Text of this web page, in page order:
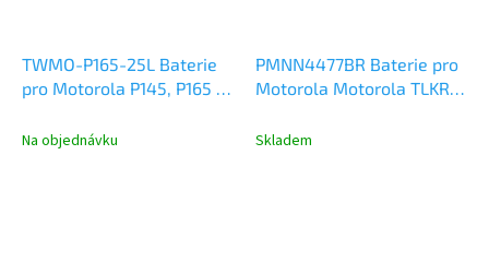
TWMO-P165-25L Baterie
pro Motorola P145, P165 a
Na objednávku
PMNN4477BR Baterie pro
Motorola Motorola TLKR
800mAh
Skladem